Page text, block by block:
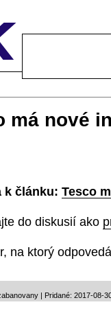
má nové
k článku: Tesco
do diskusií ako
na ktorý
| Pridané: 2017-08-